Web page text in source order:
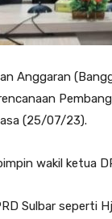
Anggaran
(25/07/23).
wakil ketua
Sulbar seperti